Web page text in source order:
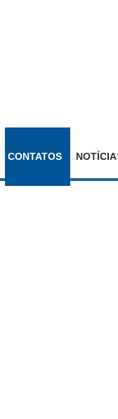
CONTATOS NOTÍCIA